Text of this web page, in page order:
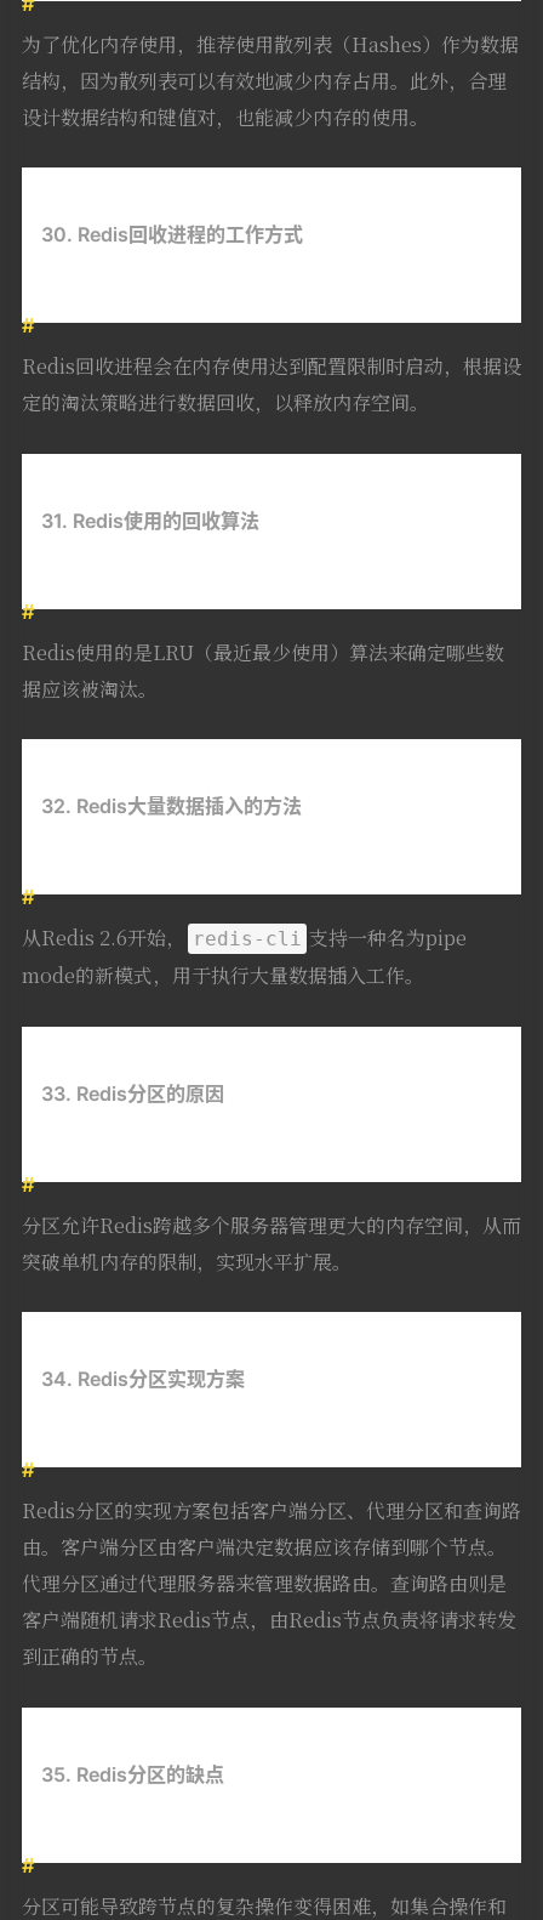
为了优化内存使用，推荐使用散列表（Hashes）作为数据
结构，因为散列表可以有效地减少内存占用。此外，合理
设计数据结构和键值对，也能减少内存的使用。
30. Redis回收进程的工作方式
Redis回收进程会在内存使用达到配置限制时启动，根据设
定的淘汰策略进行数据回收，以释放内存空间。
31. Redis使用的回收算法
Redis使用的是LRU（最近最少使用）算法来确定哪些数
据应该被淘汰。
32. Redis大量数据插入的方法
从Redis 2.6开始， redis-cli 支持一种名为pipe
mode的新模式，用于执行大量数据插入工作。
33. Redis分区的原因
分区允许Redis跨越多个服务器管理更大的内存空间，从而
突破单机内存的限制，实现水平扩展。
34. Redis分区实现方案
Redis分区的实现方案包括客户端分区、代理分区和查询路
由。客户端分区由客户端决定数据应该存储到哪个节点。
代理分区通过代理服务器来管理数据路由。查询路由则是
客户端随机请求Redis节点，由Redis节点负责将请求转发
到正确的节点。
35. Redis分区的缺点
分区可能导致跨节点的复杂操作变得困难，如集合操作和